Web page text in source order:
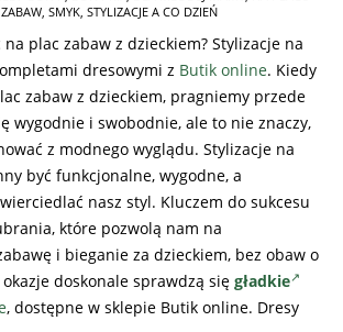
, SMYK, STYLIZACJE A CO DZIEŃ
na plac zabaw z dzieckiem? Stylizacje na
dresowymi z Butik online. Kiedy
zabaw z dzieckiem, pragniemy przede
wygodnie i swobodnie, ale to nie znaczy,
z modnego wyglądu. Stylizacje na
być funkcjonalne, wygodne, a
nasz styl. Kluczem do sukcesu
które pozwolą nam na
i bieganie za dzieckiem, bez obaw o
doskonale sprawdzą się gładkie
, dostępne w sklepie Butik online. Dresy